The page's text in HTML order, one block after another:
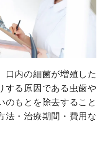
口内の細菌が増殖した
する原因である虫歯や
のもとを除去すること
法・治療期間・費用な